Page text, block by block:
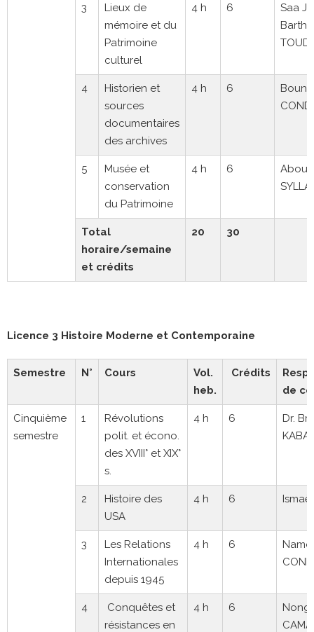
3
Lieux de
mémoire et du
Patrimoine
culturel
4 h 6
Saa
4
Historien et
sources
documentaires
des archives
4 h 6
5
Musée et
conservation
du Patrimoine
4 h 6
SYLLA
Total
horaire/semaine
et crédits
20 30
Licence 3 Histoire Moderne et Contemporaine
Semestre N° Cours
Vol.
heb.
Crédits
de
Cinquième
semestre
1
Révolutions
polit. et écono.
des XVIII° et XIX°
s.
4 h 6
Dr.
KABA
2
Histoire des
USA
4 h 6
3
Les Relations
Internationales
depuis 1945
4 h 6
4
Conquêtes et
résistances en
4 h 6